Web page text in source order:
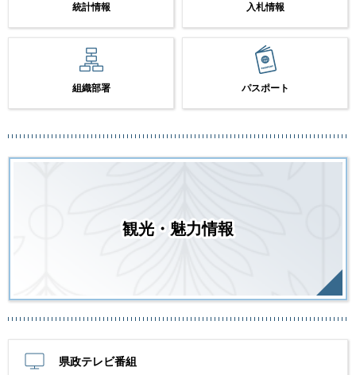
統計情報 入札情報
組織部署 パスポート
観光・魅力情報
県政テレビ番組